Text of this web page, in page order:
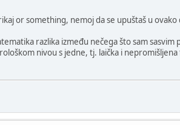
or something, nemoj da se upuštaš u
razlika između nečega što sam
nivou s jedne, tj. laička i